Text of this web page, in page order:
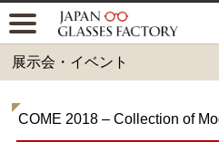
展示会・イベント
COME 2018 – Collection of